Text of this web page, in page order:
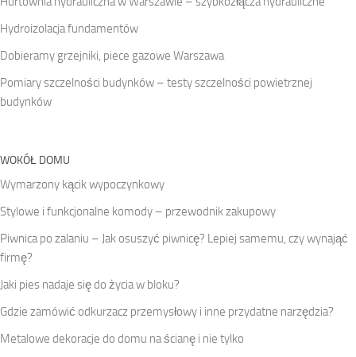
Hydroizolacja fundamentów
Dobieramy grzejniki, piece gazowe Warszawa
Pomiary szczelności budynków – testy szczelności powietrznej
budynków
WOKÓŁ DOMU
Wymarzony kącik wypoczynkowy
Stylowe i funkcjonalne komody – przewodnik zakupowy
Piwnica po zalaniu – Jak osuszyć piwnicę? Lepiej samemu, czy wynająć
firmę?
Jaki pies nadaje się do życia w bloku?
Gdzie zamówić odkurzacz przemysłowy i inne przydatne narzędzia?
Metalowe dekoracje do domu na ścianę i nie tylko